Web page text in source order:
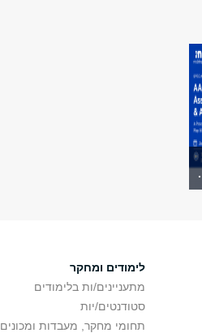
לימודים ומחקר
מתעניינים/ות בלימודים
סטודנטים/יות
תחומי מחקר, מעבדות ומכונים